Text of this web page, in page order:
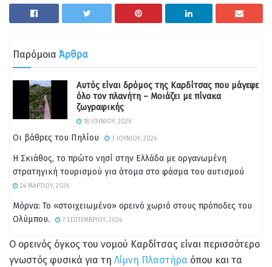
Παρόμοια Άρθρα
Αυτός είναι δρόμος της Καρδίτσας που μάγεψε
όλο τον πλανήτη – Μοιάζει με πίνακα
ζωγραφικής
18 ΙΟΥΝΊΟΥ, 2026
Οι βάθρες του Πηλίου 3 ΙΟΥΝΊΟΥ, 2026
Η Σκιάθος, το πρώτο νησί στην Ελλάδα με οργανωμένη
στρατηγική τουρισμού για άτομα στο φάσμα του αυτισμού
24 ΜΑΡΤΊΟΥ, 2026
Μόρνα: Το «στοιχειωμένο» ορεινό χωριό στους πρόποδες του
Ολύμπου.
7 ΣΕΠΤΕΜΒΡΊΟΥ, 2024
Ο ορεινός όγκος του νομού Καρδίτσας είναι περισσότερο
γνωστός φυσικά για τη Λίμνη Πλαστήρα όπου και τα